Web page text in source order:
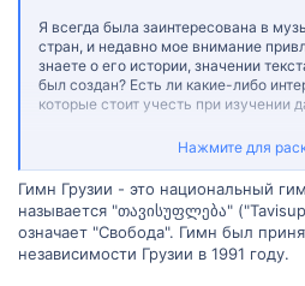
Я всегда была заинтересована в
стран, и недавно мое внимание
знаете о его истории, значении
был создан? Есть ли какие-либо
которые стоит учесть при изучении
Если у вас есть информация или
помочь мне в этом исследовании,
вашу помощь. Ваши знания могут
меня и других участников форума,
подобную информацию.
Заранее благодарю вас за любую
Нажмите для
Гимн Грузии - это национальный
называется "თავისუფლება"
означает "Свобода". Гимн был
независимости Грузии в 1991 году.